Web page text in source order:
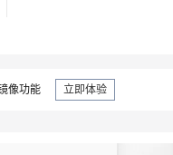
像功能 立即体验